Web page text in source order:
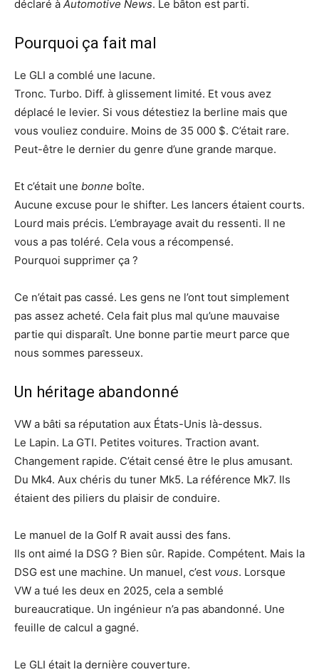
déclaré à Automotive News. Le bâton est parti.
Pourquoi ça fait mal
Le GLI a comblé une lacune.
Tronc. Turbo. Diff. à glissement limité. Et vous avez
déplacé le levier. Si vous détestiez la berline mais que
vous vouliez conduire. Moins de 35 000 $. C’était rare.
Peut-être le dernier du genre d’une grande marque.
Et c’était une bonne boîte.
Aucune excuse pour le shifter. Les lancers étaient courts.
Lourd mais précis. L’embrayage avait du ressenti. Il ne
vous a pas toléré. Cela vous a récompensé.
Pourquoi supprimer ça ?
Ce n’était pas cassé. Les gens ne l’ont tout simplement
pas assez acheté. Cela fait plus mal qu’une mauvaise
partie qui disparaît. Une bonne partie meurt parce que
nous sommes paresseux.
Un héritage abandonné
VW a bâti sa réputation aux États-Unis là-dessus.
Le Lapin. La GTI. Petites voitures. Traction avant.
Changement rapide. C’était censé être le plus amusant.
Du Mk4. Aux chéris du tuner Mk5. La référence Mk7. Ils
étaient des piliers du plaisir de conduire.
Le manuel de la Golf R avait aussi des fans.
Ils ont aimé la DSG ? Bien sûr. Rapide. Compétent. Mais la
DSG est une machine. Un manuel, c’est vous. Lorsque
VW a tué les deux en 2025, cela a semblé
bureaucratique. Un ingénieur n’a pas abandonné. Une
feuille de calcul a gagné.
Le GLI était la dernière couverture.